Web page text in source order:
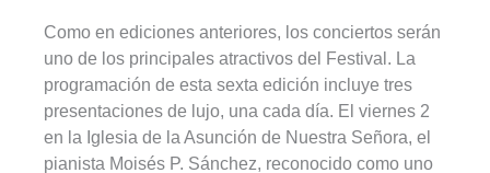
Como en ediciones anteriores, los conciertos serán
uno de los principales atractivos del Festival. La
programación de esta sexta edición incluye tres
presentaciones de lujo, una cada día. El viernes 2
en la Iglesia de la Asunción de Nuestra Señora, el
pianista Moisés P. Sánchez, reconocido como uno